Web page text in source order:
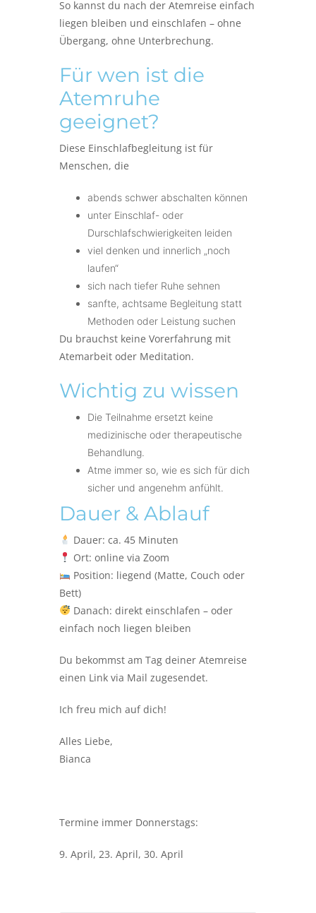
So kannst du nach der Atemreise einfach
liegen bleiben und einschlafen – ohne
Übergang, ohne Unterbrechung.
Für wen ist die
Atemruhe
geeignet?
Diese Einschlafbegleitung ist für
Menschen, die
abends schwer abschalten können
unter Einschlaf- oder
Durschlafschwierigkeiten leiden
viel denken und innerlich „noch
laufen“
sich nach tiefer Ruhe sehnen
sanfte, achtsame Begleitung statt
Methoden oder Leistung suchen
Du brauchst keine Vorerfahrung mit
Atemarbeit oder Meditation.
Wichtig zu wissen
Die Teilnahme ersetzt keine
medizinische oder therapeutische
Behandlung.
Atme immer so, wie es sich für dich
sicher und angenehm anfühlt.
Dauer & Ablauf
Dauer: ca. 45 Minuten
Ort: online via Zoom
Position: liegend (Matte, Couch oder
Bett)
Danach: direkt einschlafen – oder
einfach noch liegen bleiben
Du bekommst am Tag deiner Atemreise
einen Link via Mail zugesendet.
Ich freu mich auf dich!
Alles Liebe,
Bianca
Termine immer Donnerstags:
9. April, 23. April, 30. April